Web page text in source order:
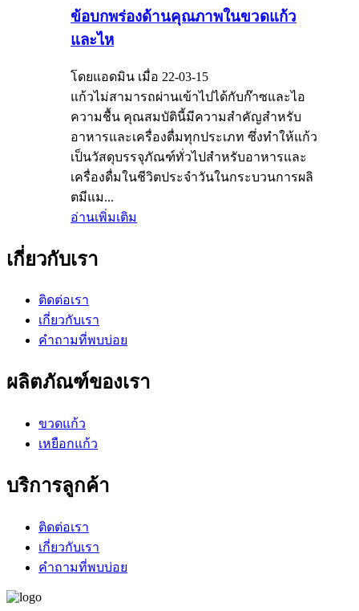
ข้อบกพร่องด้านคุณภาพในขวดแก้ว
และไห
โดยแอดมิน เมื่อ 22-03-15
แก้วไม่สามารถผ่านเข้าไปได้กับก๊าซและไอ
ความชื้น คุณสมบัตินี้มีความสำคัญสำหรับ
อาหารและเครื่องดื่มทุกประเภท ซึ่งทำให้แก้ว
เป็นวัสดุบรรจุภัณฑ์ทั่วไปสำหรับอาหารและ
เครื่องดื่มในชีวิตประจำวันในกระบวนการผลิ
ตมีแม...
อ่านเพิ่มเติม
เกี่ยวกับเรา
ติดต่อเรา
เกี่ยวกับเรา
คำถามที่พบบ่อย
ผลิตภัณฑ์ของเรา
ขวดแก้ว
เหยือกแก้ว
บริการลูกค้า
ติดต่อเรา
เกี่ยวกับเรา
คำถามที่พบบ่อย